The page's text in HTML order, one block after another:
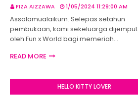
FIZA AIZZAWA 1/05/2024 11:29:00 AM
Assalamualaikum. Selepas setahun
pembukaan, kami sekeluarga dijemput
oleh Fun x World bagi memeriah…
READ MORE
HELLO KITTY LOVER